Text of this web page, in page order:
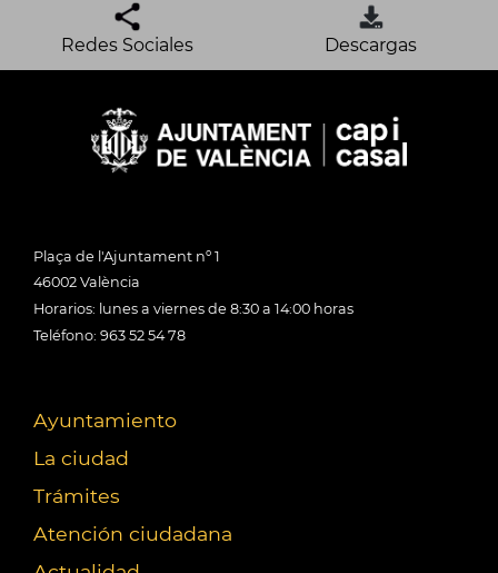
Redes Sociales Descargas
Plaça de l'Ajuntament nº 1
46002 València
Horarios: lunes a viernes de 8:30 a 14:00 horas
Teléfono: 963 52 54 78
Ayuntamiento
La ciudad
Trámites
Atención ciudadana